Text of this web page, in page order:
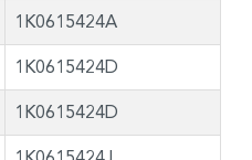
1K0615424A
1K0615424D
1K0615424D